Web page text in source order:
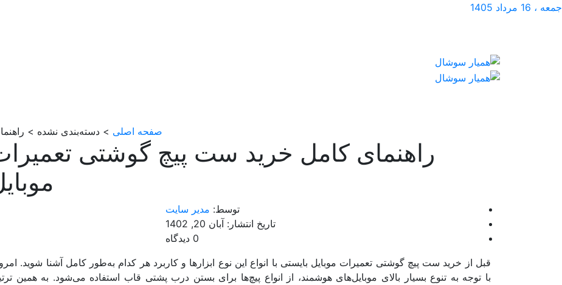
جمعه ، 16 مرداد 1405
صفحه اصلی > دسته‌بندی نشده >
راهنمای کامل خرید ست پیچ گوشتی
توسط: مدیر سایت
تاریخ انتشار: آبان 20, 1402
0 دیدگاه
قبل از خرید ست پیچ گوشتی تعمیرات موبایل بایستی با انواع این نوع ابزارها و کاربرد هر کدام به‌طور کامل آشنا شوید.
با توجه به تنوع بسیار بالای موبایل‌های هوشمند، از انواع پیچ‌ها برای بستن درب پشتی قاب استفاده می‌شود. به همین